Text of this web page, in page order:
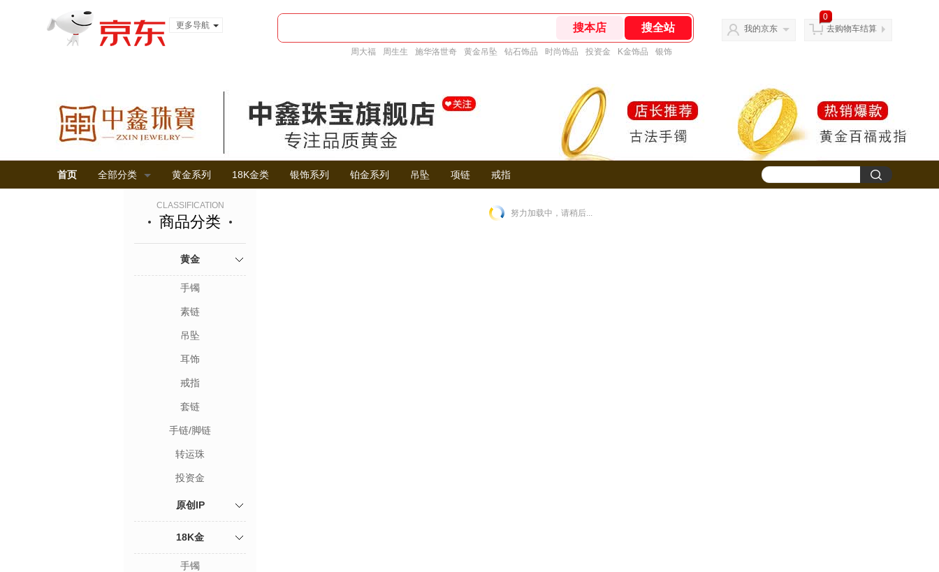
更多导航
周大福 周生生 施华洛世奇 黄金吊坠 钻石饰品 时尚饰品 投资金 K金饰品 银饰
我的京东
0
去购物车结算
首页 全部分类 黄金系列 18K金类 银饰系列 铂金系列 吊坠 项链 戒指
CLASSIFICATION
商品分类
黄金
手镯
素链
吊坠
耳饰
戒指
套链
手链/脚链
转运珠
投资金
原创IP
18K金
手镯
努力加载中，请稍后...